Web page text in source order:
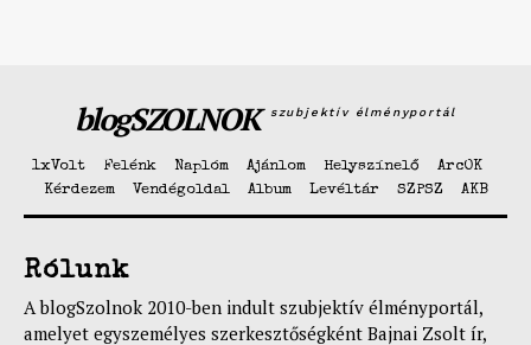
blogSZOLNOK szubjektív élményportál
1xVolt Felénk Naplóm Ajánlom Helyszínelő
ArcOK
Kérdezem
Vendégoldal Album Levéltár SZPSZ AKB
Rólunk
A blogSzolnok 2010-ben indult szubjektív élményportál,
amelyet egyszemélyes szerkesztőségként Bajnai Zsolt ír,